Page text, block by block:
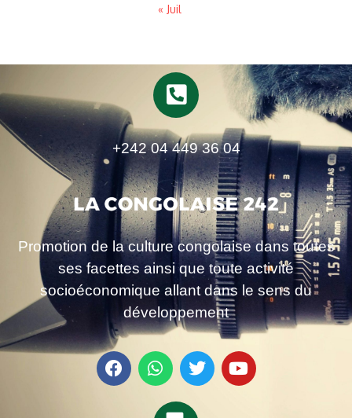
« Juil
+242 04 449 36 04
Promotion de la culture congolaise dans toutes
ses facettes ainsi que toute activité
socioéconomique allant dans le sens du
développement